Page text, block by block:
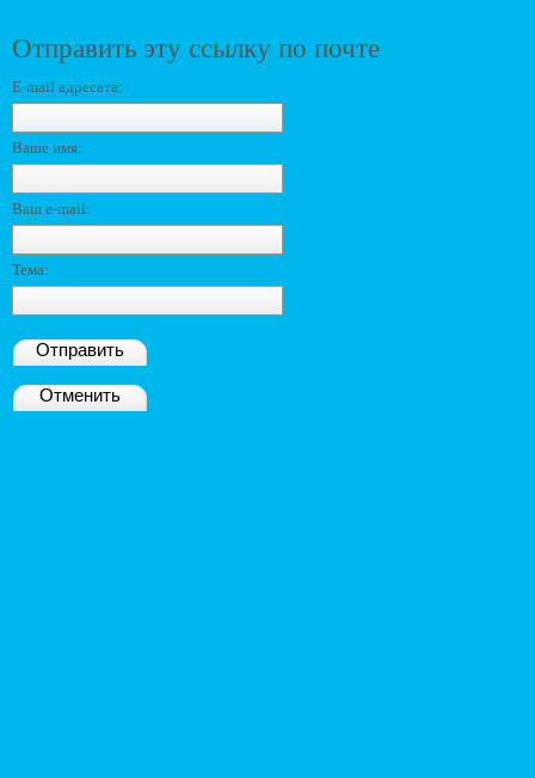
Отправить эту ссылку по почте
E-mail адресата:
Ваше имя:
Ваш e-mail:
Тема:
Отправить
Отменить